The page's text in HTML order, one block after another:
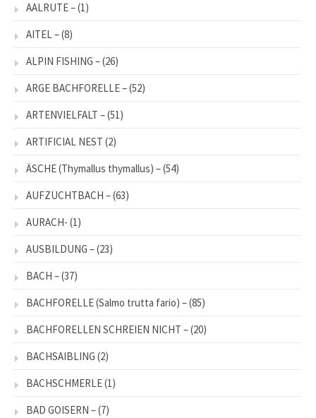
AALRUTE –(1)
AITEL –(8)
ALPIN FISHING –(26)
ARGE BACHFORELLE –(52)
ARTENVIELFALT –(51)
ARTIFICIAL NEST (2)
ÄSCHE (Thymallus thymallus) –(54)
AUFZUCHTBACH –(63)
AURACH- (1)
AUSBILDUNG –(23)
BACH –(37)
BACHFORELLE (Salmo trutta fario) –(85)
BACHFORELLEN SCHREIEN NICHT –(20)
BACHSAIBLING (2)
BACHSCHMERLE(1)
BAD GOISERN –(7)